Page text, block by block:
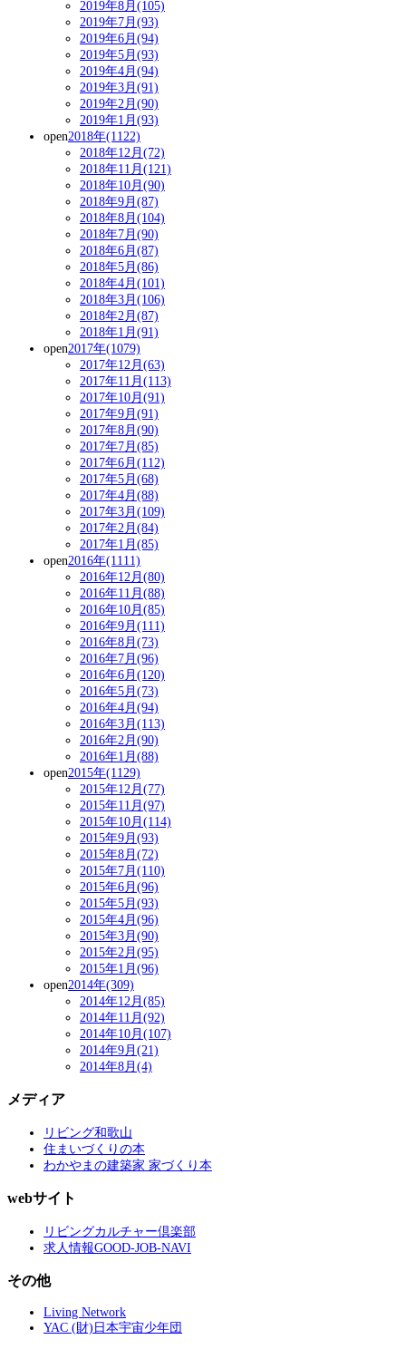
2019年8月(105)
2019年7月(93)
2019年6月(94)
2019年5月(93)
2019年4月(94)
2019年3月(91)
2019年2月(90)
2019年1月(93)
open2018年(1122)
2018年12月(72)
2018年11月(121)
2018年10月(90)
2018年9月(87)
2018年8月(104)
2018年7月(90)
2018年6月(87)
2018年5月(86)
2018年4月(101)
2018年3月(106)
2018年2月(87)
2018年1月(91)
open2017年(1079)
2017年12月(63)
2017年11月(113)
2017年10月(91)
2017年9月(91)
2017年8月(90)
2017年7月(85)
2017年6月(112)
2017年5月(68)
2017年4月(88)
2017年3月(109)
2017年2月(84)
2017年1月(85)
open2016年(1111)
2016年12月(80)
2016年11月(88)
2016年10月(85)
2016年9月(111)
2016年8月(73)
2016年7月(96)
2016年6月(120)
2016年5月(73)
2016年4月(94)
2016年3月(113)
2016年2月(90)
2016年1月(88)
open2015年(1129)
2015年12月(77)
2015年11月(97)
2015年10月(114)
2015年9月(93)
2015年8月(72)
2015年7月(110)
2015年6月(96)
2015年5月(93)
2015年4月(96)
2015年3月(90)
2015年2月(95)
2015年1月(96)
open2014年(309)
2014年12月(85)
2014年11月(92)
2014年10月(107)
2014年9月(21)
2014年8月(4)
メディア
リビング和歌山
住まいづくりの本
わかやまの建築家 家づくり本
webサイト
リビングカルチャー倶楽部
求人情報GOOD-JOB-NAVI
その他
Living Network
YAC (財)日本宇宙少年団